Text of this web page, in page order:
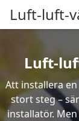
Luft-luft-
Luft-
Att installera
stort steg –
installatör.